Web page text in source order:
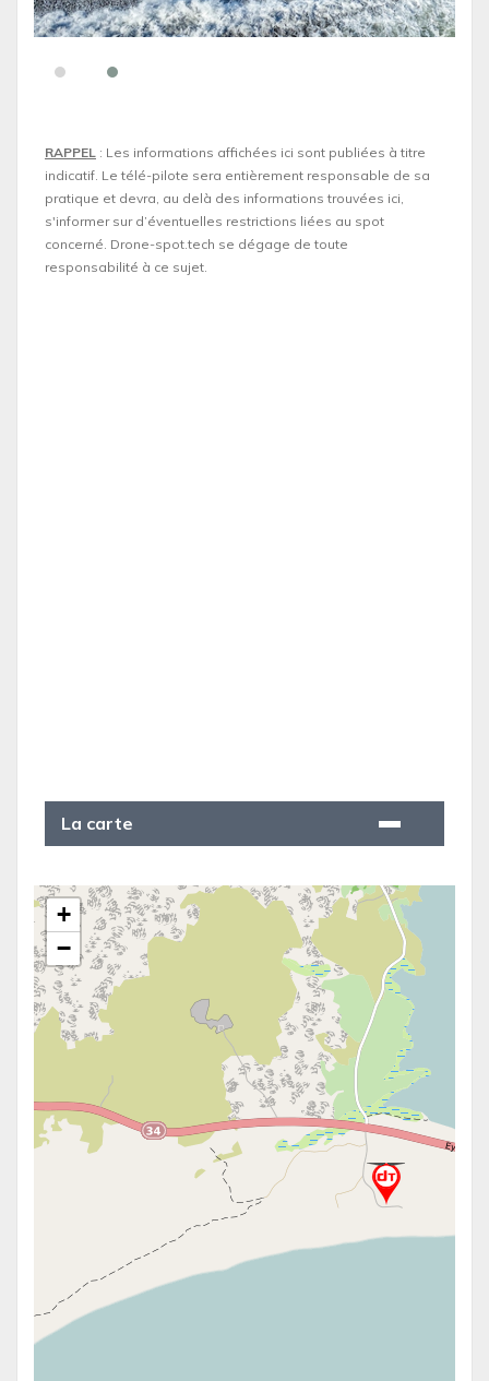
RAPPEL : Les informations affichées ici sont publiées à titre
indicatif. Le télé-pilote sera entièrement responsable de sa
pratique et devra, au delà des informations trouvées ici,
s'informer sur d’éventuelles restrictions liées au spot
concerné. Drone-spot.tech se dégage de toute
responsabilité à ce sujet.
La carte